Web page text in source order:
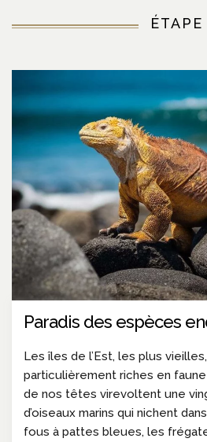
ÉTAPE
Paradis des espèces
Les îles de l’Est, les plus
particulièrement riches en
de nos têtes virevoltent une
d’oiseaux marins qui nichent
fous à pattes bleues, les